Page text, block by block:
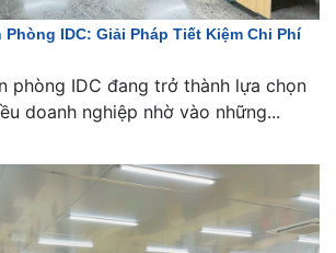
Phòng IDC: Giải Pháp Tiết Kiệm Chi Phí
phòng IDC đang trở thành lựa chọn
doanh nghiệp nhờ vào những...